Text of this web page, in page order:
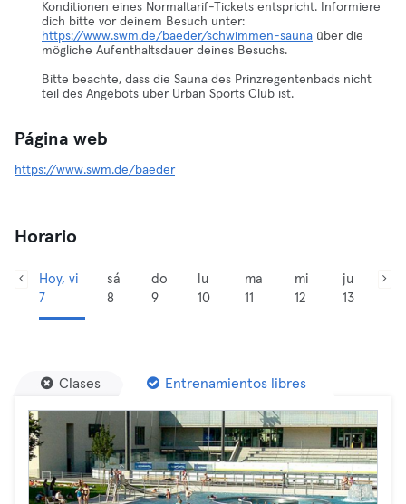
Konditionen eines Normaltarif-Tickets entspricht. Informiere
dich bitte vor deinem Besuch unter:
https://www.swm.de/baeder/schwimmen-sauna über die
mögliche Aufenthaltsdauer deines Besuchs.
Bitte beachte, dass die Sauna des Prinzregentenbads nicht
teil des Angebots über Urban Sports Club ist.
Página web
https://www.swm.de/baeder
Horario
Hoy, vi
7
sá
8
do
9
lu
10
ma
11
mi
12
ju
13
Clases Entrenamientos libres